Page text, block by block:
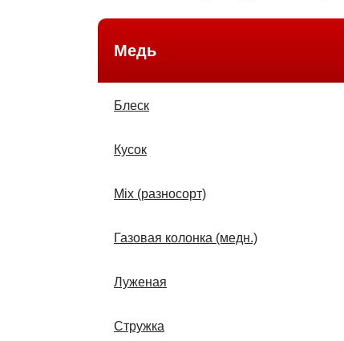
Медь
Блеск
Кусок
Міх (разносорт)
Газовая колонка (медн.)
Луженая
Стружка